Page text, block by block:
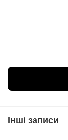
Інші записи